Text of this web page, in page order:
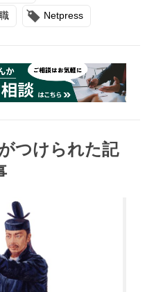
Netpress
つけられた記